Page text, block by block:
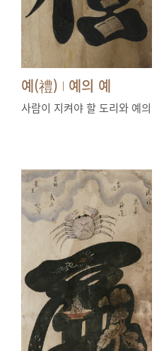
예(禮) | 예의 예
사람이 지켜야 할 도리와 예의